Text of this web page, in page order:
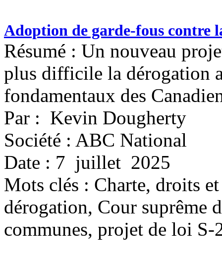
Adoption de garde-fous contre
Résumé : Un nouveau
plus difficile la dérogation
fondamentaux des
Par : Kevin Dougherty
Société : ABC National
Date : 7 juillet 2025
Mots clés : Charte, droits
dérogation, Cour suprême
communes, projet de loi S-